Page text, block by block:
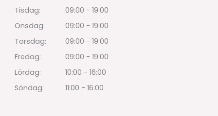
Tisdag:
09:00 - 19:00
Onsdag:
09:00 - 19:00
Torsdag:
09:00 - 19:00
Fredag:
09:00 - 19:00
Lördag:
10:00 - 16:00
Söndag:
11:00 - 16:00